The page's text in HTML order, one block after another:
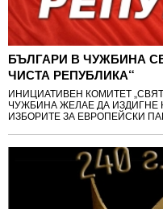
БЪЛГАРИ В ЧУЖБИНА
ЧИСТА РЕПУБЛИКА“
ИНИЦИАТИВЕН КОМИТЕТ
ЧУЖБИНА ЖЕЛАЕ ДА ИЗДИГНЕ
ИЗБОРИТЕ ЗА ЕВРОПЕЙСКИ